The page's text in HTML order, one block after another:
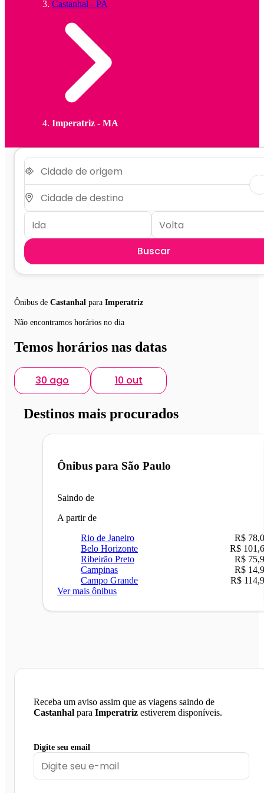
Castanhal - PA
Imperatriz - MA
Buscar
Ônibus de Castanhal para Imperatriz
Não encontramos horários no dia
Temos horários nas datas
30 ago 10 out
Destinos mais procurados
Ônibus para São Paulo
Saindo de
A partir de
Rio de Janeiro
R$
Belo Horizonte
R$
Ribeirão Preto
R$
Campinas
R$
Campo Grande
R$
Ver mais ônibus
Receba um aviso assim que as viagens saindo de
Castanhal para Imperatriz estiverem disponíveis.
Digite seu email